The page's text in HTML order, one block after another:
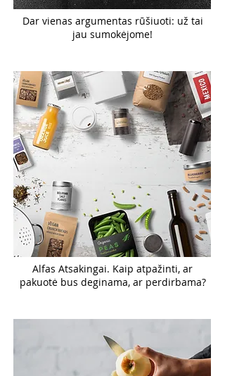
Dar vienas argumentas rūšiuoti: už tai
jau sumokėjome!
Alfas Atsakingai. Kaip atpažinti, ar
pakuotė bus deginama, ar perdirbama?